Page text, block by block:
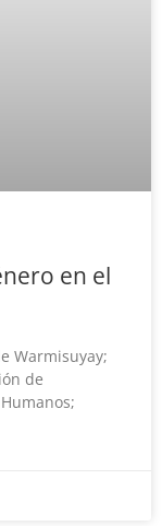
en el
Warmisuyay;
de